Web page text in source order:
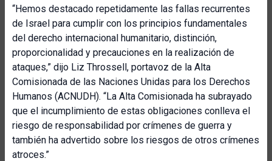
“Hemos destacado repetidamente las fallas recurrentes
de Israel para cumplir con los principios fundamentales
del derecho internacional humanitario, distinción,
proporcionalidad y precauciones en la realización de
ataques,” dijo Liz Throssell, portavoz de la Alta
Comisionada de las Naciones Unidas para los Derechos
Humanos (ACNUDH). “La Alta Comisionada ha subrayado
que el incumplimiento de estas obligaciones conlleva el
riesgo de responsabilidad por crímenes de guerra y
también ha advertido sobre los riesgos de otros crímenes
atroces.”